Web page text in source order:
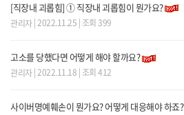
[직장내 괴롭힘] ① 직장내 괴롭힘이 뭔가요?
관리자| 2022.11.25 | 조회 399
고소를 당했다면 어떻게 해야 할까요?
관리자| 2022.11.18 | 조회 412
사이버명예훼손이 뭔가요? 어떻게 대응해야 하죠?